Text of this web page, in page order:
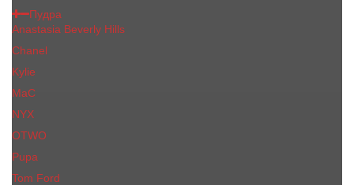
Пудра
Anastasia Beverly Hills
Chanel
Kylie
MaC
NYX
OTWO
Pupa
Tom Ford